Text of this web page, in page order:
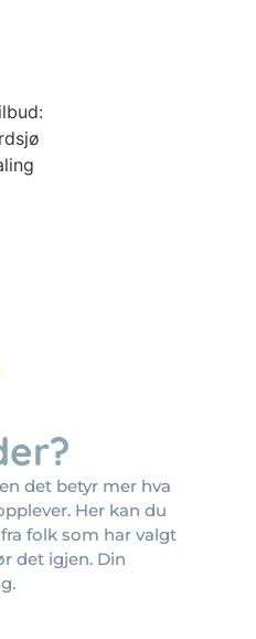
det betyr mer hva
Her kan du
folk som har valgt
det igjen. Din
☆